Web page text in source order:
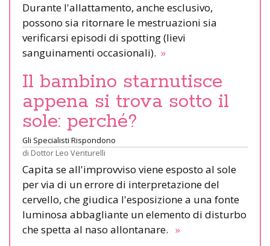
Durante l'allattamento, anche esclusivo,
possono sia ritornare le mestruazioni sia
verificarsi episodi di spotting (lievi
sanguinamenti occasionali). »
Il bambino starnutisce
appena si trova sotto il
sole: perché?
Gli Specialisti Rispondono
di Dottor Leo Venturelli
Capita se all'improvviso viene esposto al sole
per via di un errore di interpretazione del
cervello, che giudica l'esposizione a una fonte
luminosa abbagliante un elemento di disturbo
che spetta al naso allontanare. »